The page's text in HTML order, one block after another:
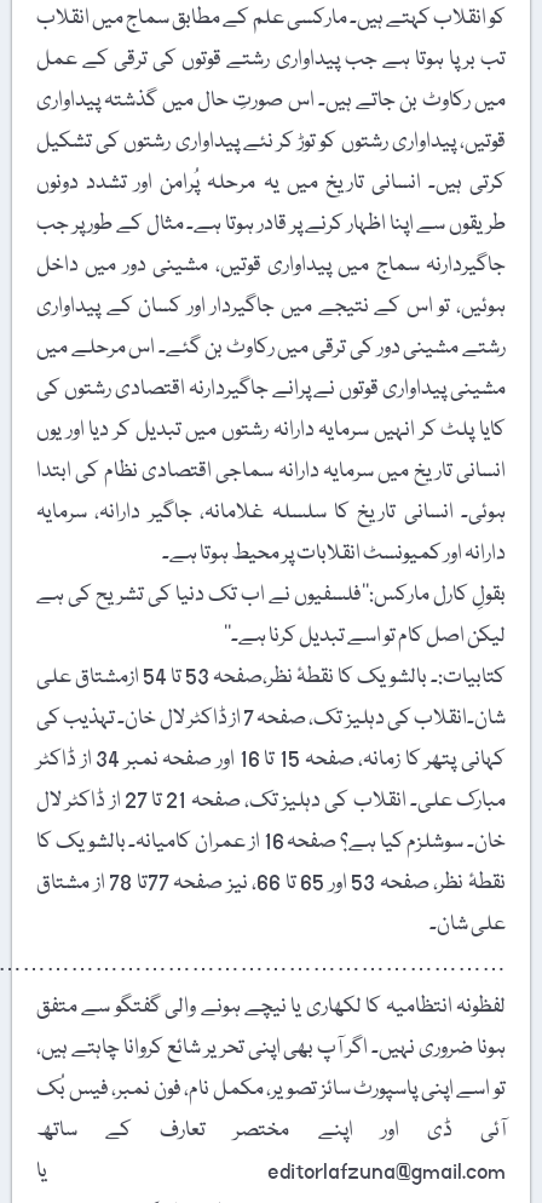
کو انقلاب کہتے ہیں۔ مارکسی علم کے مطابق سماج میں انقلاب
تب برپا ہوتا ہے جب پیداواری رشتے قوتوں کی ترقی کے عمل
میں رکاوٹ بن جاتے ہیں۔ اس صورتِ حال میں گذشتہ پیداواری
قوتیں، پیداواری رشتوں کو توڑ کر نئے پیداواری رشتوں کی تشکیل
کرتی ہیں۔ انسانی تاریخ میں یہ مرحلہ پُرامن اور تشدد دونوں
طریقوں سے اپنا اظہار کرنے پر قادر ہوتا ہے۔ مثال کے طور پر جب
جاگیردارنہ سماج میں پیداواری قوتیں، مشینی دور میں داخل
ہوئیں، تو اس کے نتیجے میں جاگیردار اور کسان کے پیداواری
رشتے مشینی دور کی ترقی میں رکاوٹ بن گئے۔ اس مرحلے میں
مشینی پیداواری قوتوں نے پرانے جاگیردارنہ اقتصادی رشتوں کی
کایا پلٹ کر انہیں سرمایہ دارانہ رشتوں میں تبدیل کر دیا اور یوں
انسانی تاریخ میں سرمایہ دارانہ سماجی اقتصادی نظام کی ابتدا
ہوئی۔ انسانی تاریخ کا سلسلہ غلامانہ، جاگیر دارانہ، سرمایہ
دارانہ اور کمیونسٹ انقلابات پر محیط ہوتا ہے۔
بقولِ کارل مارکس:’’فلسفیوں نے اب تک دنیا کی تشریح کی ہے
لیکن اصل کام تو اسے تبدیل کرنا ہے۔‘‘
کتابیات:۔ بالشویک کا نقطۂ نظر،صفحہ 53 تا 54 ازمشتاق علی
شان۔انقلاب کی دہلیز تک، صفحہ 7 از ڈاکٹر لال خان۔ تہذیب کی
کہانی پتھر کا زمانہ، صفحہ 15 تا 16 اور صفحہ نمبر 34 از ڈاکٹر
مبارک علی۔ انقلاب کی دہلیز تک، صفحہ 21 تا 27 از ڈاکٹر لال
خان۔ سوشلزم کیا ہے؟ صفحہ 16 از عمران کامیانہ۔ بالشویک کا
نقطۂ نظر، صفحہ 53 اور 65 تا 66، نیز صفحہ 77تا 78 از مشتاق
علی شان۔
………………………………………………………..
لفظونہ انتظامیہ کا لکھاری یا نیچے ہونے والی گفتگو سے متفق
ہونا ضروری نہیں۔ اگر آپ بھی اپنی تحریر شائع کروانا چاہتے ہیں،
تو اسے اپنی پاسپورٹ سائز تصویر، مکمل نام، فون نمبر، فیس بُک
آئی ڈی اور اپنے مختصر تعارف کے ساتھ
editorlafzuna@gmail.com یا